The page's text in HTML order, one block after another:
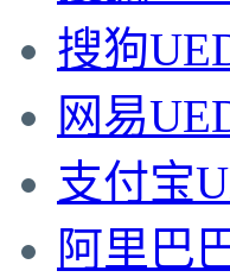
搜狗
网易
支付宝
阿里巴